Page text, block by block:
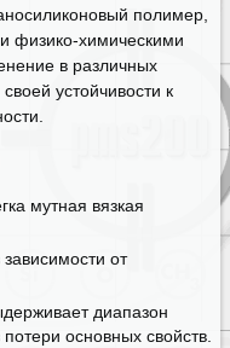
полимер,
физико-химическими
в различных
устойчивости к
мутная вязкая
от
диапазон
основных свойств.